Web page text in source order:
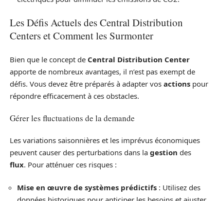
Les Défis Actuels des Central Distribution
Centers et Comment les Surmonter
Bien que le concept de Central Distribution Center
apporte de nombreux avantages, il n’est pas exempt de
défis. Vous devez être préparés à adapter vos actions pour
répondre efficacement à ces obstacles.
Gérer les fluctuations de la demande
Les variations saisonnières et les imprévus économiques
peuvent causer des perturbations dans la gestion des
flux. Pour atténuer ces risques :
Mise en œuvre de systèmes prédictifs : Utilisez des